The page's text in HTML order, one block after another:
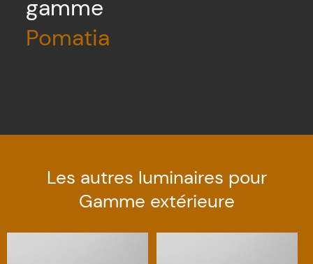
gamme
Pomatia
Les autres luminaires pour
Gamme extérieure